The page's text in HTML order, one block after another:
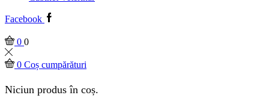
Facebook
0 0
0 Coș cumpărături
Niciun produs în coș.